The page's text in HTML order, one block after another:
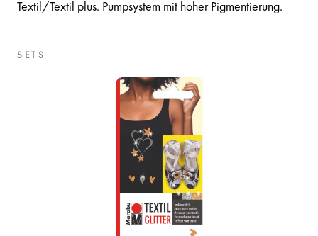
Textil/Textil plus. Pumpsystem mit hoher Pigmentierung.
SETS